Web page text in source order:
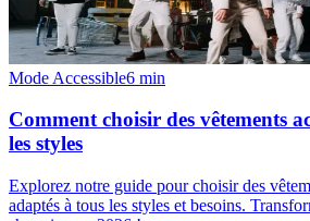
Mode Accessible6 min
Comment choisir des vêtements
les styles
Explorez notre guide pour choisir des
adaptés à tous les styles et besoins.